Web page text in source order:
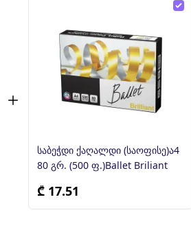
საბეჭდი ქაღალდი (საოფისე)ა4
80 გრ. (500 ფ.)Ballet Briliant
₾ 17.51